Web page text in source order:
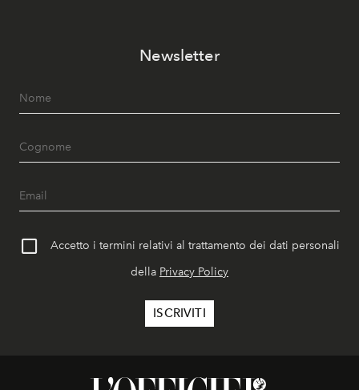
Newsletter
Accetto i termini relativi al trattamento dei dati personali
della Privacy Policy